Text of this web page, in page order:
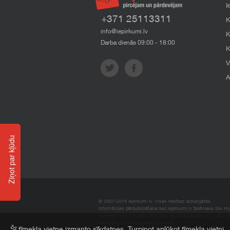
+371 25113311
info@iepirkumi.lv
Darba dienās 09:00 - 18:00
© 2007–2018 Iepirkumi.lv. Visas tiesības aizsargātas.
Informācijas pārpublicēšana bez iepirkumi.lv īpašnieka SIA
Ziņot par kļūdu